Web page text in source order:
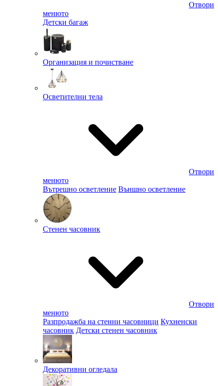
Отвори
менюто
Детски багаж
Организация и почистване
Осветителни тела
Отвори
менюто
Вътрешно осветление Външно осветление
Стенен часовник
Отвори
менюто
Разпродажба на стенни часовници Кухненски
часовник Детски стенен часовник
Декоративни огледала